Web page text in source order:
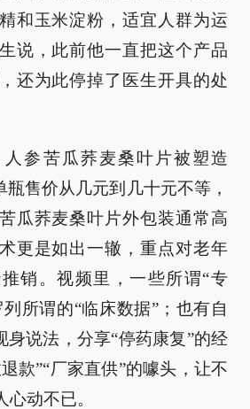
和玉米淀粉，适宜人群为运
说，此前他一直把这个产品
还为此停掉了医生开具的处
参苦瓜荞麦桑叶片被塑造
瓶售价从几元到几十元不等，
瓜荞麦桑叶片外包装通常高
更是如出一辙，重点对老年
销。视频里，一些所谓“专
所谓的“临床数据”；也有自
身说法，分享“停药康复”的经
款”“厂家直供”的噱头，让不
动不已。